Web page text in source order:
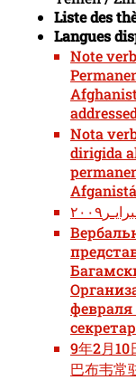
Liste des
Langues
Note
Nota
dirigida
февраля
9年2月10
巴布韦常